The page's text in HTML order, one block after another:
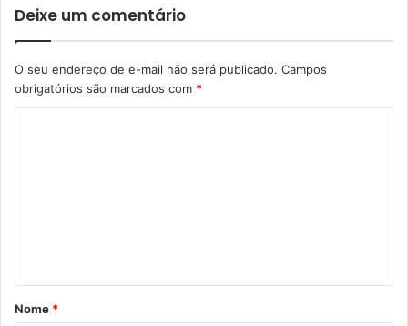
Deixe um comentário
O seu endereço de e-mail não será publicado. Campos
obrigatórios são marcados com *
á
r
Nome *